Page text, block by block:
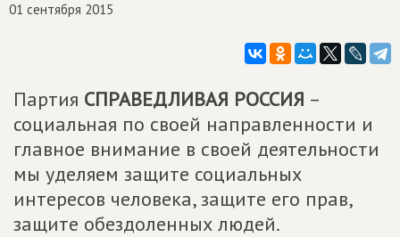
01 сентября 2015
Партия СПРАВЕДЛИВАЯ РОССИЯ –
социальная по своей направленности и
главное внимание в своей деятельности
мы уделяем защите социальных
интересов человека, защите его прав,
защите обездоленных людей.